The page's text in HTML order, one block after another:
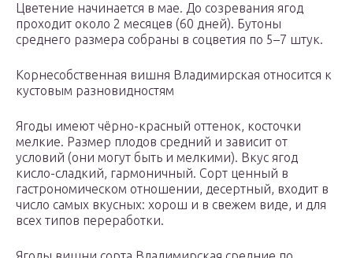
Цветение начинается в мае. До созревания ягод
проходит около 2 месяцев (60 дней). Бутоны
среднего размера собраны в соцветия по 5–7 штук.
Корнесобственная вишня Владимирская относится к
кустовым разновидностям
Ягоды имеют чёрно-красный оттенок, косточки
мелкие. Размер плодов средний и зависит от
условий (они могут быть и мелкими). Вкус ягод
кисло-сладкий, гармоничный. Сорт ценный в
гастрономическом отношении, десертный, входит в
число самых вкусных: хорош и в свежем виде, и для
всех типов переработки.